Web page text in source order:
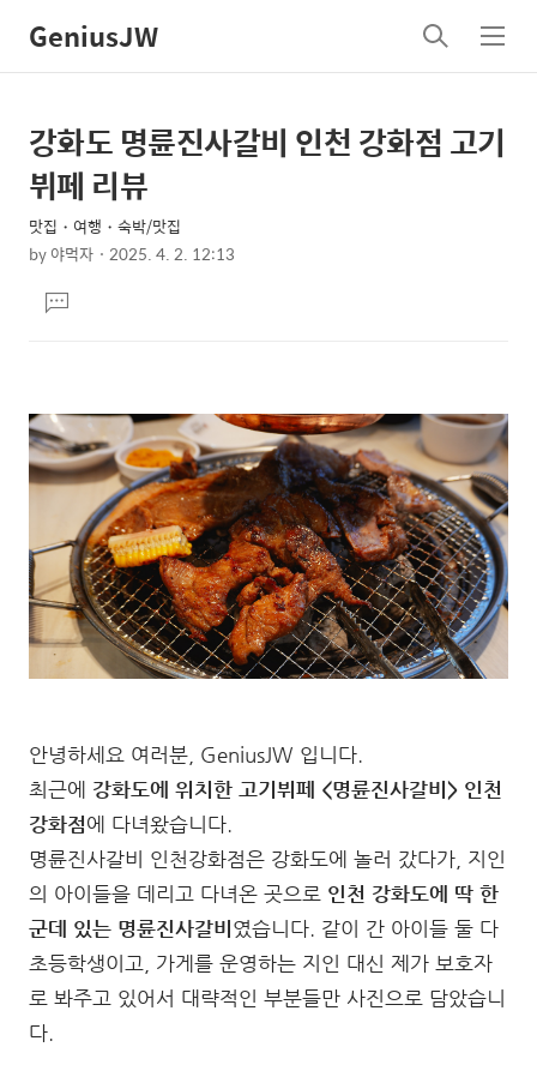
GeniusJW
검
색
메
뉴
상
세
컨
텐
본
문
제
목
강화도 명륜진사갈비 인천 강화점 고기
뷔페 리뷰
맛집・여행・숙박/맛집
by야먹자 2025. 4. 2. 12:13
문댓
글
안녕하세요 여러분, GeniusJW 입니다.
최근에 강화도에 위치한 고기뷔페 <명륜진사갈비> 인천
강화점에 다녀왔습니다.
명륜진사갈비 인천강화점은 강화도에 놀러 갔다가, 지인
의 아이들을 데리고 다녀온 곳으로 인천 강화도에 딱 한
군데 있는 명륜진사갈비 였습니다. 같이 간 아이들 둘 다
초등학생이고, 가게를 운영하는 지인 대신 제가 보호자
로 봐주고 있어서 대략적인 부분들만 사진으로 담았습니
다.